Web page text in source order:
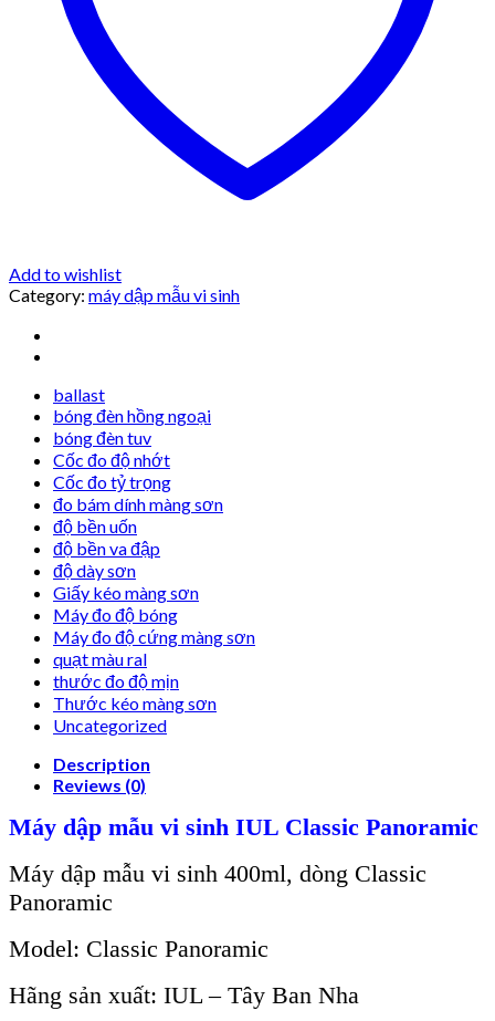
Add to wishlist
Category: máy dập mẫu vi sinh
ballast
bóng đèn hồng ngoại
bóng đèn tuv
Cốc đo độ nhớt
Cốc đo tỷ trọng
đo bám dính màng sơn
độ bền uốn
độ bền va đập
độ dày sơn
Giấy kéo màng sơn
Máy đo độ bóng
Máy đo độ cứng màng sơn
quạt màu ral
thước đo độ mịn
Thước kéo màng sơn
Uncategorized
Description
Reviews (0)
Máy dập mẫu vi sinh IUL Classic Panoramic
Máy dập mẫu vi sinh 400ml, dòng Classic
Panoramic
Model: Classic Panoramic
Hãng sản xuất: IUL – Tây Ban Nha